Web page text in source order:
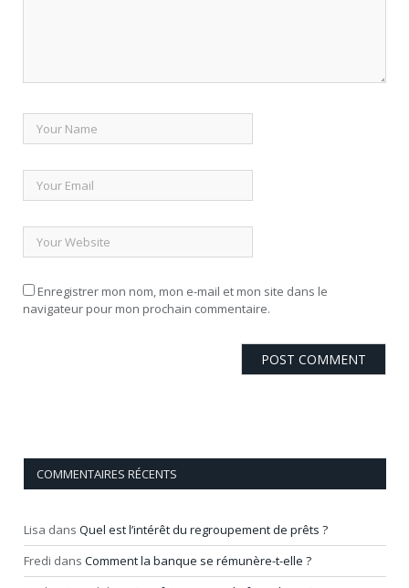
Enregistrer mon nom, mon e-mail et mon site dans le
navigateur pour mon prochain commentaire.
COMMENTAIRES RÉCENTS
Lisa dans Quel est l’intérêt du regroupement de prêts ?
Fredi dans Comment la banque se rémunère-t-elle ?